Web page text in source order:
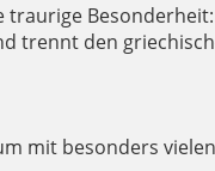
trennt den
mit besonders